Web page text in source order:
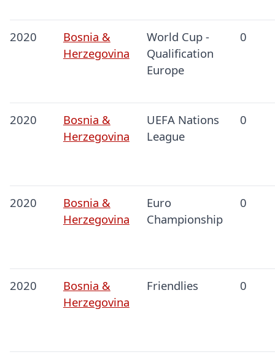
2020
Bosnia &
Herzegovina
World Cup -
Qualification
Europe
0
2020
Bosnia &
Herzegovina
UEFA Nations
League
0
2020
Bosnia &
Herzegovina
Euro
Championship
0
2020
Bosnia &
Herzegovina
Friendlies 0